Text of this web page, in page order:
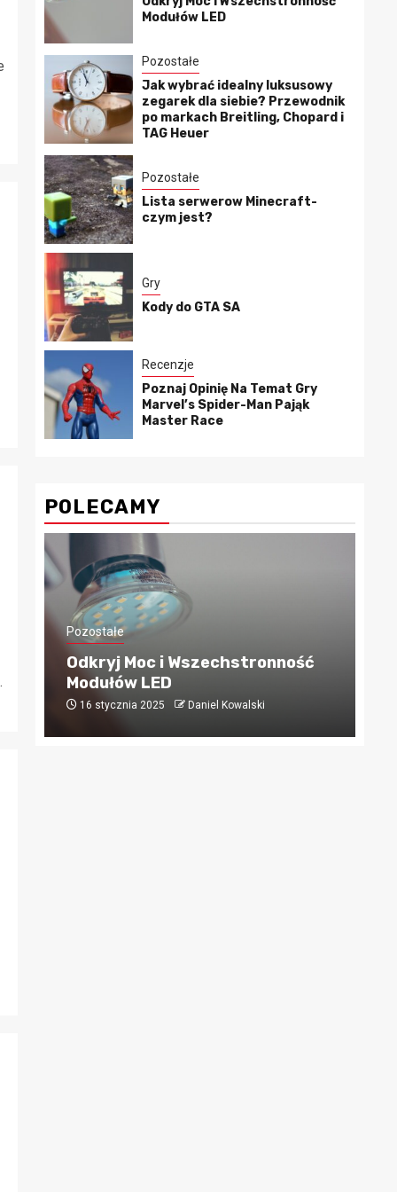
Modułów LED
Pozostałe
Jak wybrać idealny luksusowy
zegarek dla siebie? Przewodnik
po markach Breitling, Chopard i
TAG Heuer
Pozostałe
Lista serwerow Minecraft-
czym jest?
Gry
Kody do GTA SA
Recenzje
Poznaj Opinię Na Temat Gry
Marvel’s Spider-Man Pająk
Master Race
POLECAMY
Pozostałe
Odkryj Moc i Wszechstronność
Modułów LED
16 stycznia 2025 Daniel Kowalski